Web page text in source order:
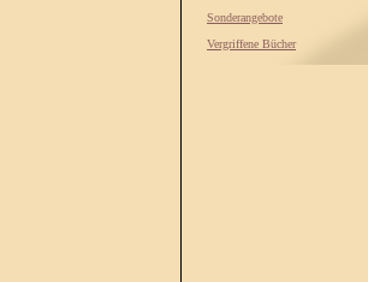
Sonderangebote
Vergriffene Bücher